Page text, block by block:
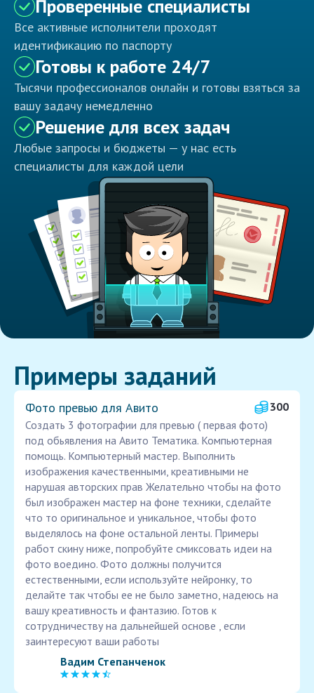
Проверенные специалисты
Все активные исполнители проходят
идентификацию по паспорту
Готовы к работе 24/7
Тысячи профессионалов онлайн и готовы взяться за
вашу задачу немедленно
Решение для всех задач
Любые запросы и бюджеты — у нас есть
специалисты для каждой цели
Примеры заданий
Фото превью для Авито
300
Создать 3 фотографии для превью ( первая фото)
под обьявления на Авито Тематика. Компьютерная
помощь. Компьютерный мастер. Выполнить
изображения качественными, креативными не
нарушая авторских прав Желательно чтобы на фото
был изображен мастер на фоне техники, сделайте
что то оригинальное и уникальное, чтобы фото
выделялось на фоне остальной ленты. Примеры
работ скину ниже, попробуйте смиксовать идеи на
фото воедино. Фото должны получится
естественными, если используйте нейронку, то
делайте так чтобы ее не было заметно, надеюсь на
вашу креативность и фантазию. Готов к
сотрудничеству на дальнейшей основе , если
заинтересуют ваши работы
Вадим Степанченок